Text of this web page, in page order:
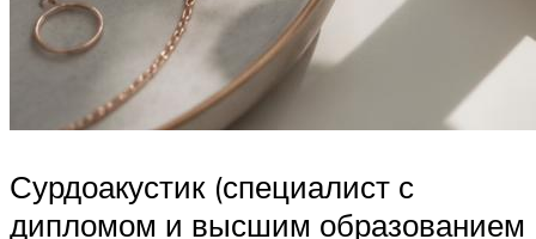
Сурдоакустик (специалист с
дипломом и высшим образованием